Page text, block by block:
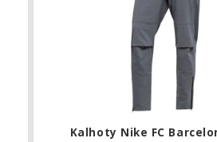
Kalhoty Nike FC